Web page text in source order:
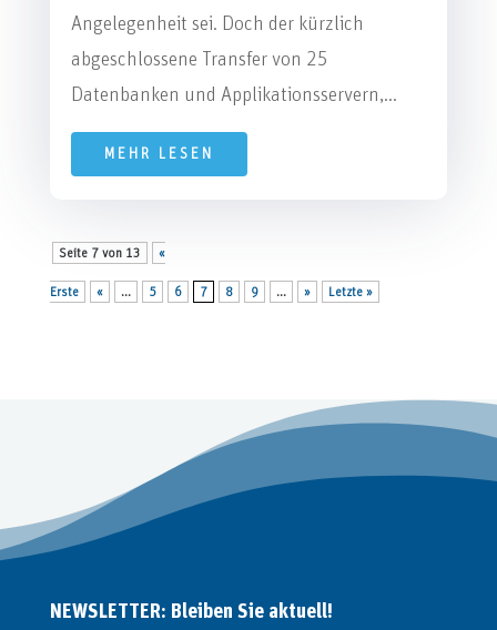
Angelegenheit sei. Doch der kürzlich
abgeschlossene Transfer von 25
Datenbanken und Applikationsservern,...
MEHR LESEN
Seite 7 von 13 «
Erste « ... 5 6 7 8 9 ... » Letzte »
NEWSLETTER: Bleiben Sie aktuell!